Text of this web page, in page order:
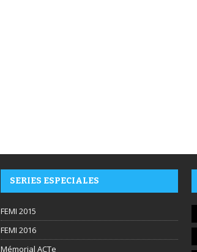
SERIES ESPECIALES
FEMI 2015
FEMI 2016
Mémorial ACTe